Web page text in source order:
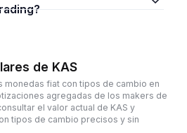
de KAS
monedas fiat con tipos de cambio en
agregadas de los makers de
el valor actual de KAS y
tipos de cambio precisos y sin